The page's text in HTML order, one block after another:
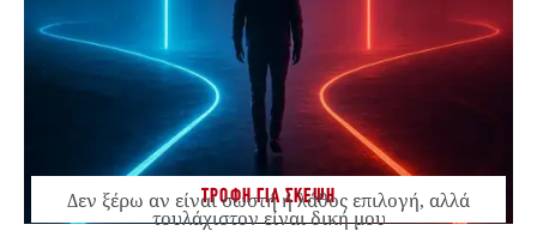
ΤΡΟΦΗ ΓΙΑ ΣΚΕΨΗ
Δεν ξέρω αν είναι σωστή ή λάθος επιλογή, αλλά
τουλάχιστον είναι δική μου